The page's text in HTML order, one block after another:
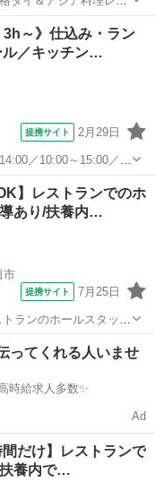
3h～》仕込み・ラン
ル／キッチン…
提携サイト 2月29日
】レストランでのホ
あり/扶養内…
市
提携サイト 7月25日
ランのホールスタッフ
がいない時間や 学校
ってくれる人いませ
不要！高時給求人多数✨
Ad
間だけ】レストランで
扶養内で…